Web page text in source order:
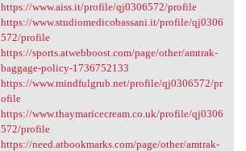
https://www.aiss.it/profile/qj0306572/profile
https://www.studiomedicobassani.it/profile/qj0306
572/profile
https://sports.atwebboost.com/page/other/amtrak-
baggage-policy-1736752133
https://www.mindfulgrub.net/profile/qj0306572/pr
ofile
https://www.thaymaricecream.co.uk/profile/qj0306
572/profile
https://need.atbookmarks.com/page/other/amtrak-